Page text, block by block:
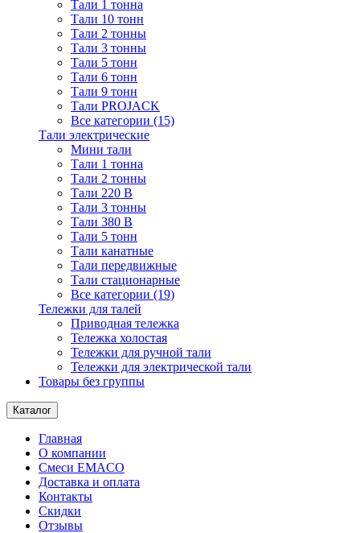
Тали 1 тонна
Тали 10 тонн
Тали 2 тонны
Тали 3 тонны
Тали 5 тонн
Тали 6 тонн
Тали 9 тонн
Тали PROJACK
Все категории (15)
Тали электрические
Мини тали
Тали 1 тонна
Тали 2 тонны
Тали 220 В
Тали 3 тонны
Тали 380 В
Тали 5 тонн
Тали канатные
Тали передвижные
Тали стационарные
Все категории (19)
Тележки для талей
Приводная тележка
Тележка холостая
Тележки для ручной тали
Тележки для электрической тали
Товары без группы
Каталог
Главная
О компании
Смеси EMACO
Доставка и оплата
Контакты
Скидки
Отзывы